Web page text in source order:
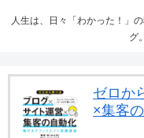
人生は、日々「わかった！」
グ
ゼロか
×集客